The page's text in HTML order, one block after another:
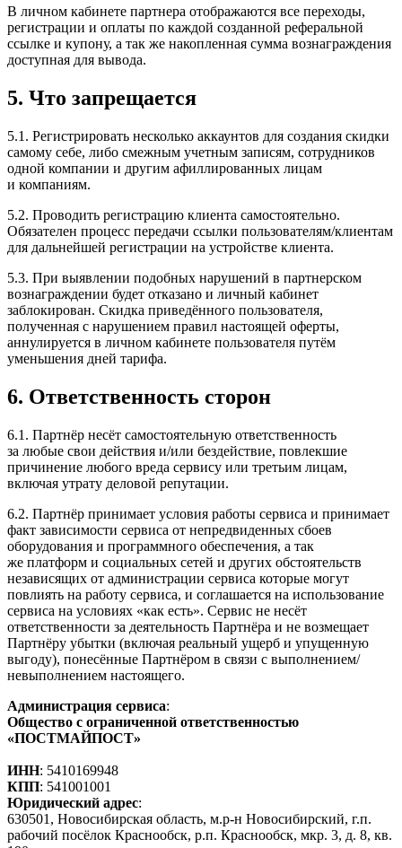
В личном кабинете партнера отображаются все переходы,
регистрации и оплаты по каждой созданной реферальной
ссылке и купону, а так же накопленная сумма вознаграждения
доступная для вывода.
5. Что запрещается
5.1. Регистрировать несколько аккаунтов для создания скидки
самому себе, либо смежным учетным записям, сотрудников
одной компании и другим афиллированных лицам
и компаниям.
5.2. Проводить регистрацию клиента самостоятельно.
Обязателен процесс передачи ссылки пользователям/клиентам
для дальнейшей регистрации на устройстве клиента.
5.3. При выявлении подобных нарушений в партнерском
вознаграждении будет отказано и личный кабинет
заблокирован. Скидка приведённого пользователя,
полученная с нарушением правил настоящей оферты,
аннулируется в личном кабинете пользователя путём
уменьшения дней тарифа.
6. Ответственность сторон
6.1. Партнёр несёт самостоятельную ответственность
за любые свои действия и/или бездействие, повлекшие
причинение любого вреда сервису или третьим лицам,
включая утрату деловой репутации.
6.2. Партнёр принимает условия работы сервиса и принимает
факт зависимости сервиса от непредвиденных сбоев
оборудования и программного обеспечения, а так
же платформ и социальных сетей и других обстоятельств
независящих от администрации сервиса которые могут
повлиять на работу сервиса, и соглашается на использование
сервиса на условиях «как есть». Сервис не несёт
ответственности за деятельность Партнёра и не возмещает
Партнёру убытки (включая реальный ущерб и упущенную
выгоду), понесённые Партнёром в связи с выполнением/
невыполнением настоящего.
Администрация сервиса:
Общество с ограниченной ответственностью
«ПОСТМАЙПОСТ»
ИНН: 5410169948
КПП: 541001001
Юридический адрес:
630501, Новосибирская область, м.р-н Новосибирский, г.п.
рабочий посёлок Краснообск, р.п. Краснообск, мкр. 3, д. 8, кв.